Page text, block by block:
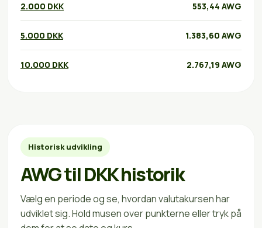
2.000 DKK 553,44 AWG
5.000 DKK 1.383,60 AWG
10.000 DKK 2.767,19 AWG
Historisk udvikling
AWG til DKK historik
Vælg en periode og se, hvordan valutakursen har
udviklet sig. Hold musen over punkterne eller tryk på